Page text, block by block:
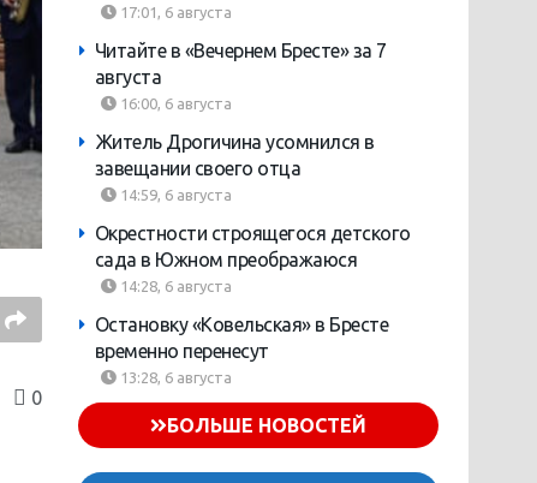
0
17:01, 6 августа
Читайте в «Вечернем Бресте» за 7
августа
16:00, 6 августа
Житель Дрогичина усомнился в
завещании своего отца
14:59, 6 августа
Окрестности строящегося детского
сада в Южном преображаюся
14:28, 6 августа
Остановку «Ковельская» в Бресте
временно перенесут
13:28, 6 августа
БОЛЬШЕ НОВОСТЕЙ